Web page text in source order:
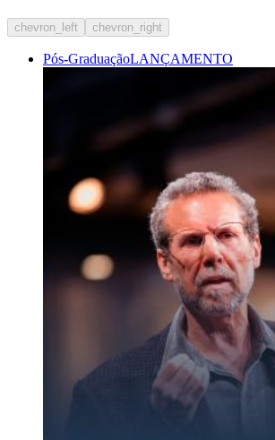
chevron_left chevron_right
Pós-GraduaçãoLANÇAMENTO